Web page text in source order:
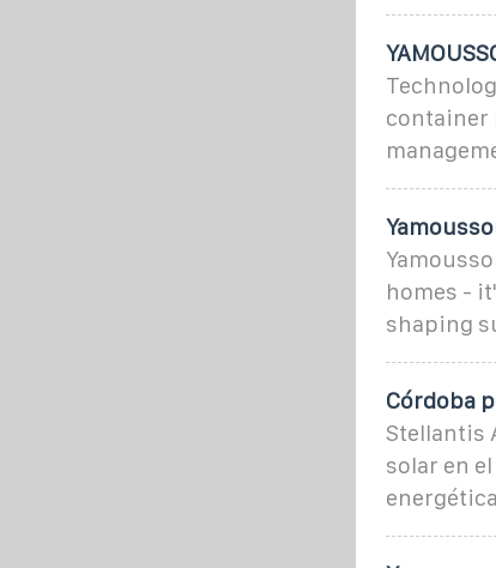
container
homes -
shaping
Córdoba
Stellantis
solar en